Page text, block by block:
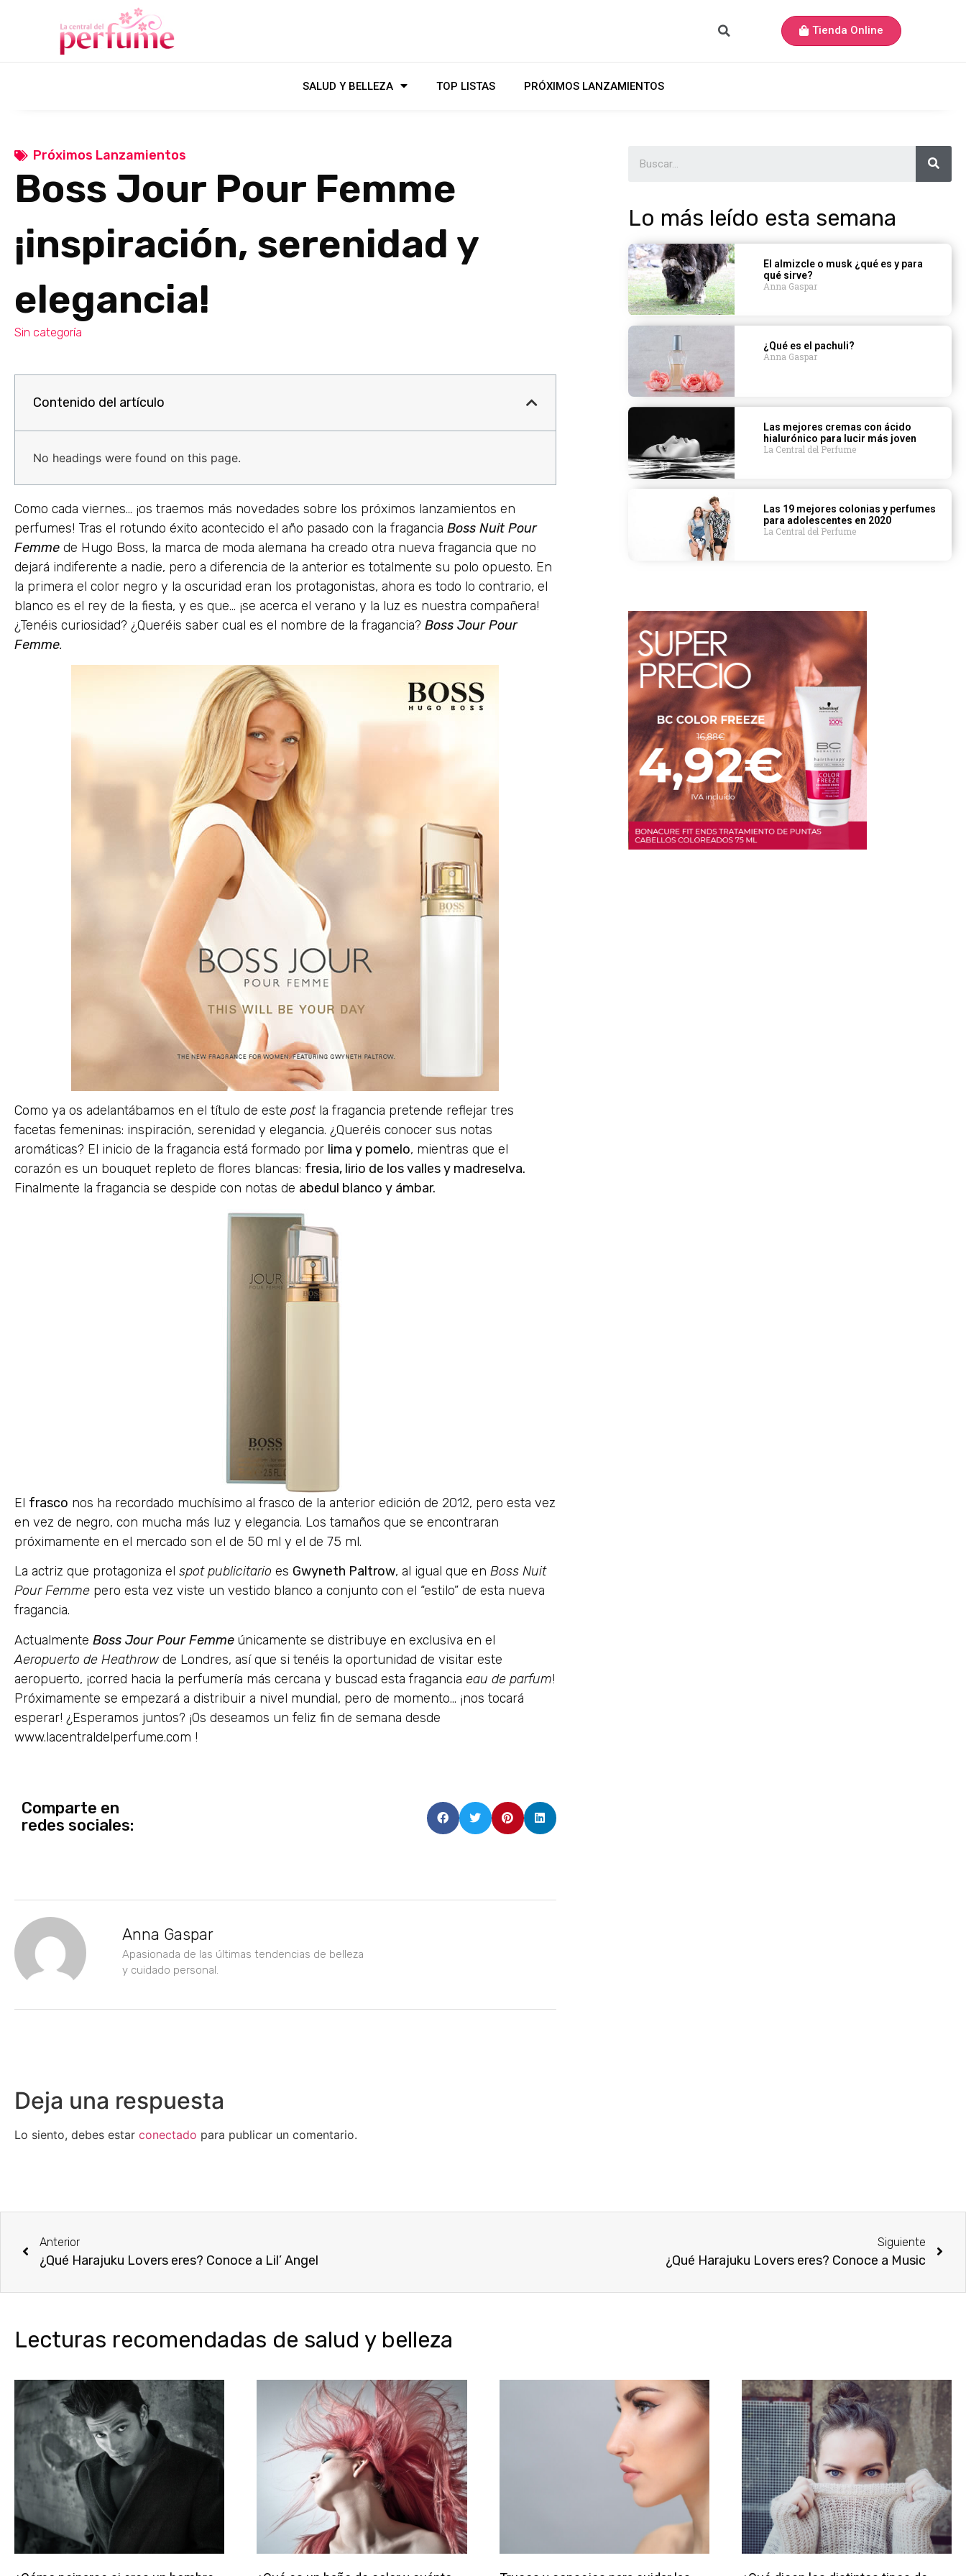
Tienda Online
SALUD Y BELLEZA TOP LISTAS PRÓXIMOS LANZAMIENTOS
Próximos Lanzamientos
Boss Jour Pour Femme
¡inspiración, serenidad y
elegancia!
Sin categoría
Contenido del artículo
No headings were found on this page.
Como cada viernes… ¡os traemos más novedades sobre los próximos lanzamientos en
perfumes! Tras el rotundo éxito acontecido el año pasado con la fragancia Boss Nuit Pour
Femme de Hugo Boss, la marca de moda alemana ha creado otra nueva fragancia que no
dejará indiferente a nadie, pero a diferencia de la anterior es totalmente su polo opuesto. En
la primera el color negro y la oscuridad eran los protagonistas, ahora es todo lo contrario, el
blanco es el rey de la fiesta, y es que… ¡se acerca el verano y la luz es nuestra compañera!
¿Tenéis curiosidad? ¿Queréis saber cual es el nombre de la fragancia? Boss Jour Pour
Femme.
Como ya os adelantábamos en el título de este postla fragancia pretende reflejar tres
facetas femeninas: inspiración, serenidad y elegancia. ¿Queréis conocer sus notas
aromáticas? El inicio de la fragancia está formado por lima y pomelo, mientras que el
corazón es un bouquet repleto de flores blancas: fresia, lirio de los valles y madreselva.
Finalmente la fragancia se despide con notas de abedul blanco y ámbar.
El frasco nos ha recordado muchísimo al frasco de la anterior edición de 2012, pero esta vez
en vez de negro, con mucha más luz y elegancia. Los tamaños que se encontraran
próximamente en el mercado son el de 50 ml y el de 75 ml.
La actriz que protagoniza el spot publicitario es Gwyneth Paltrow, al igual que en Boss Nuit
Pour Femme pero esta vez viste un vestido blanco a conjunto con el “estilo” de esta nueva
fragancia.
Actualmente Boss Jour Pour Femme únicamente se distribuye en exclusiva en el
Aeropuerto de Heathrow de Londres, así que si tenéis la oportunidad de visitar este
aeropuerto, ¡corred hacia la perfumería más cercana y buscad esta fragancia eau de parfum!
Próximamente se empezará a distribuir a nivel mundial, pero de momento… ¡nos tocará
esperar! ¿Esperamos juntos? ¡Os deseamos un feliz fin de semana desde
www.lacentraldelperfume.com !
Comparte en
redes sociales:
Anna Gaspar
Apasionada de las últimas tendencias de belleza
y cuidado personal.
Deja una respuesta
Lo siento, debes estar conectado para publicar un comentario.
Lo más leído esta semana
El almizcle o musk ¿qué es y para
qué sirve?
Anna Gaspar
¿Qué es el pachuli?
Anna Gaspar
Las mejores cremas con ácido
hialurónico para lucir más joven
La Central del Perfume
Las 19 mejores colonias y perfumes
para adolescentes en 2020
La Central del Perfume
Anterior
¿Qué Harajuku Lovers eres? Conoce a Lil’ Angel
Siguiente
¿Qué Harajuku Lovers eres? Conoce a Music
Lecturas recomendadas de salud y belleza